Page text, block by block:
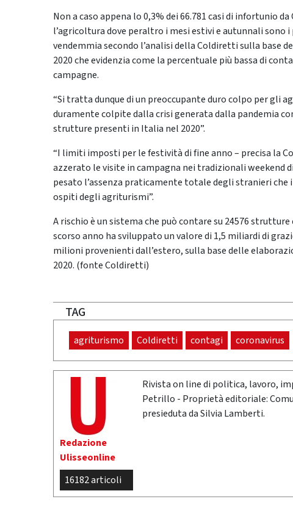
Non a caso appena lo 0,3% dei 66.781 casi di infortunio
l’agricoltura dove peraltro i mesi estivi e autunnali
vendemmia secondo l’analisi della Coldiretti sulla base
2020 che evidenzia come la percentuale più bassa di
campagne.
“Si tratta dunque di un preoccupante duro colpo per gli
duramente colpite dalla crisi generata dalla pandemia
strutture presenti in Italia nel 2020”.
“I limiti imposti per le festività di fine anno – precisa la
azzerato le visite in campagna nei tradizionali weekend
pesato l’assenza praticamente totale degli stranieri
ospiti degli agriturismi”.
A rischio è un sistema che può contare su 24576
scorso anno ha sviluppato un valore di 1,5 miliardi di
milioni provenienti dall’estero, sulla base delle
2020. (fonte Coldiretti)
TAG
agriturismo Coldiretti contagi coronavirus
Redazione
Ulisseonline
16182 articoli
Rivista on line di politica, lavoro,
Petrillo - Proprietà editoriale:
presieduta da Silvia Lamberti.